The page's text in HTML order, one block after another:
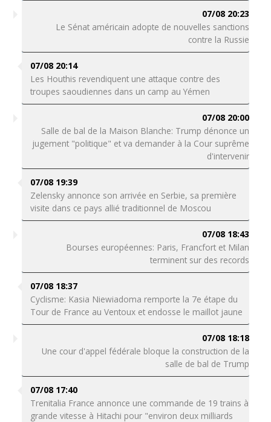
07/08 20:23
Le Sénat américain adopte de nouvelles sanctions
contre la Russie
07/08 20:14
Les Houthis revendiquent une attaque contre des
troupes saoudiennes dans un camp au Yémen
07/08 20:00
Salle de bal de la Maison Blanche: Trump dénonce un
jugement "politique" et va demander à la Cour suprême
d'intervenir
07/08 19:39
Zelensky annonce son arrivée en Serbie, sa première
visite dans ce pays allié traditionnel de Moscou
07/08 18:43
Bourses européennes: Paris, Francfort et Milan
terminent sur des records
07/08 18:37
Cyclisme: Kasia Niewiadoma remporte la 7e étape du
Tour de France au Ventoux et endosse le maillot jaune
07/08 18:18
Une cour d'appel fédérale bloque la construction de la
salle de bal de Trump
07/08 17:40
Trenitalia France annonce une commande de 19 trains à
grande vitesse à Hitachi pour "environ deux milliards